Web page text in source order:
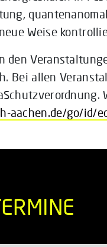
Weise
den
Bei allen
aachen.de/go/id/